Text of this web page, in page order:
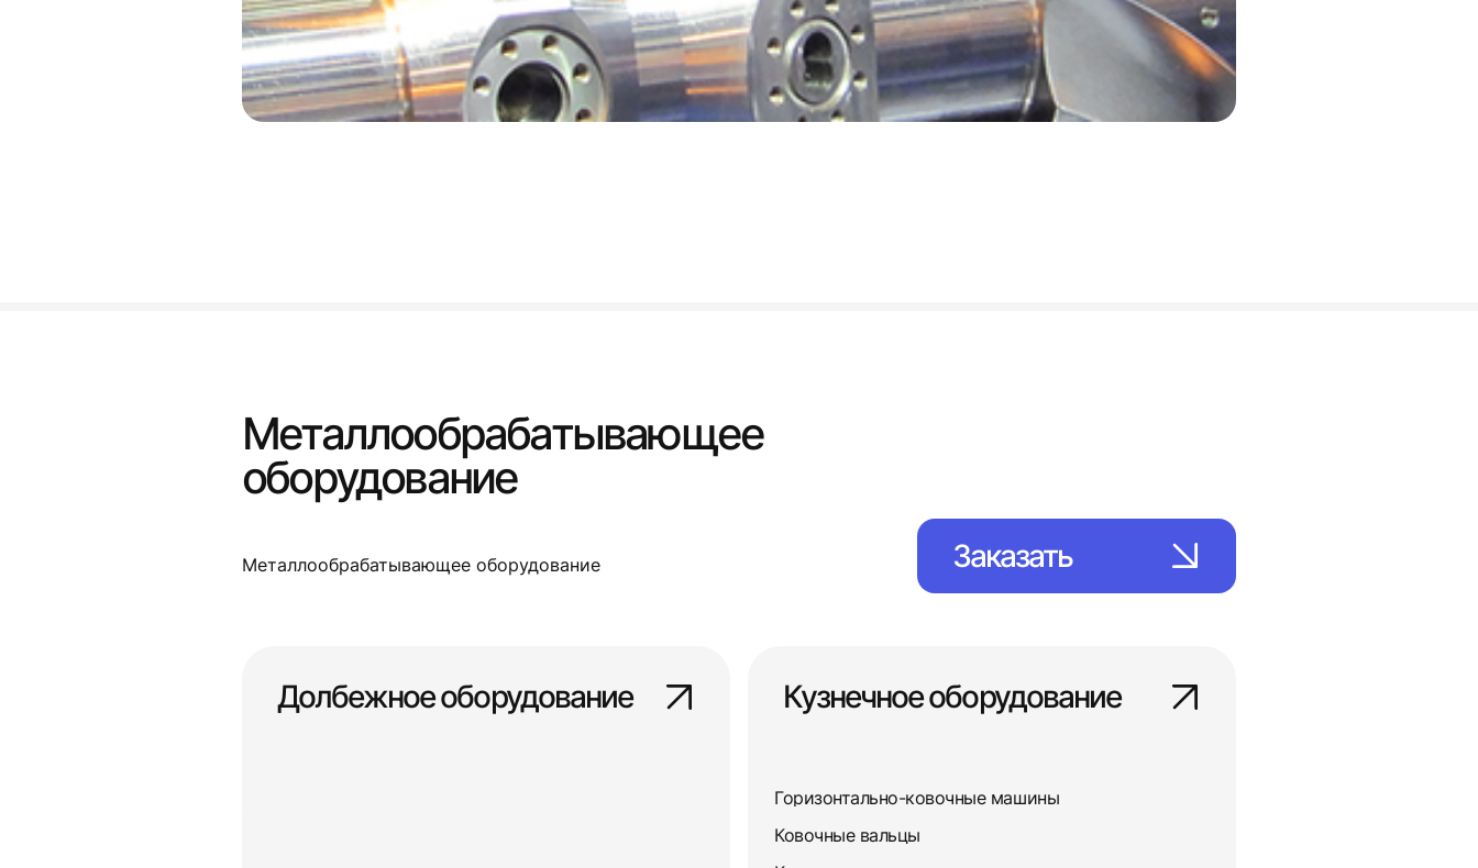
Металлообрабатывающее
оборудование
Металлообрабатывающее оборудование Заказать
Долбежное оборудование Кузнечное оборудование
Горизонтально-ковочные машины
Ковочные вальцы